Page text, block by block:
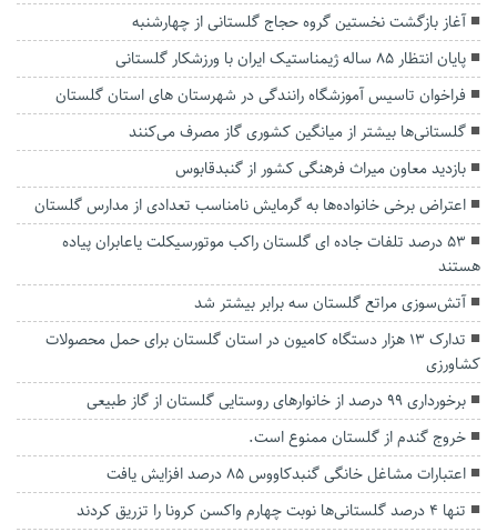
آغاز بازگشت نخستین گروه حجاج گلستانی از چهارشنبه
پایان انتظار ۸۵ ساله ژیمناستیک ایران با ورزشکار گلستانی
فراخوان تاسيس آموزشگاه رانندگی در شهرستان های استان گلستان
گلستانی‌ها بیشتر از میانگین کشوری گاز مصرف می‌کنند
بازدید معاون میراث فرهنگی کشور از گنبدقابوس
اعتراض برخی خانواده‌ها به گرمایش نامناسب تعدادی از مدارس گلستان
۵۳ درصد تلفات جاده ای گلستان راکب موتورسیکلت یاعابران پیاده
هستند
آتش‌سوزی مراتع گلستان سه برابر بیشتر شد
تدارک ۱۳ هزار دستگاه کامیون در استان گلستان برای حمل محصولات
کشاورزی
برخورداری ۹۹ درصد از خانوارهای روستایی گلستان از گاز طبیعی
خروج گندم از گلستان ممنوع است.
اعتبارات مشاغل خانگی گنبدکاووس ۸۵ درصد افزایش یافت
تنها 4 درصد گلستانی‌ها نوبت چهارم واکسن کرونا را تزریق کردند